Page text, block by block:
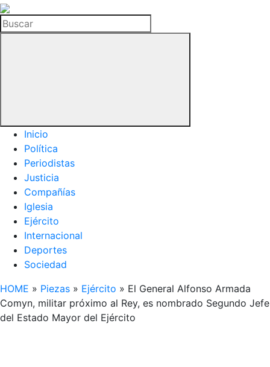
La
Hemeroteca
del
Buscar
Inicio
Política
Periodistas
Justicia
Compañías
Iglesia
Ejército
Internacional
Deportes
Sociedad
HOME » Piezas » Ejército » El General Alfonso Armada
Comyn, militar próximo al Rey, es nombrado Segundo Jefe
del Estado Mayor del Ejército